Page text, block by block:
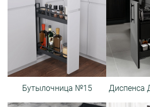
Бутылочница №15 Диспенса